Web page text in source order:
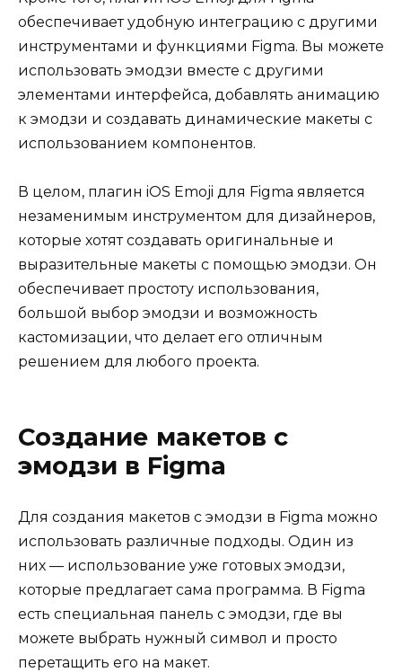
обеспечивает удобную интеграцию с другими
инструментами и функциями Figma. Вы можете
использовать эмодзи вместе с другими
элементами интерфейса, добавлять анимацию
к эмодзи и создавать динамические макеты с
использованием компонентов.
В целом, плагин iOS Emoji для Figma является
незаменимым инструментом для дизайнеров,
которые хотят создавать оригинальные и
выразительные макеты с помощью эмодзи. Он
обеспечивает простоту использования,
большой выбор эмодзи и возможность
кастомизации, что делает его отличным
решением для любого проекта.
Создание макетов с
эмодзи в Figma
Для создания макетов с эмодзи в Figma можно
использовать различные подходы. Один из
них — использование уже готовых эмодзи,
которые предлагает сама программа. В Figma
есть специальная панель с эмодзи, где вы
можете выбрать нужный символ и просто
перетащить его на макет.